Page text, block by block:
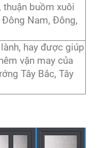
thuận buồm xuôi
Nam, Đông,
hay được giúp
vận may của
Tây Bắc, Tây